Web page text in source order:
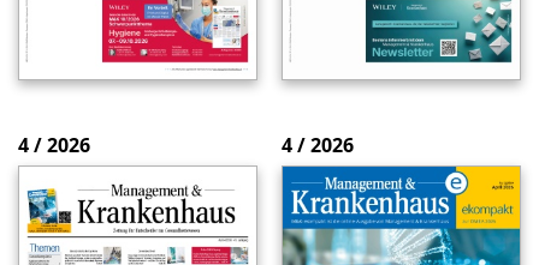
4 / 2026 4 / 2026